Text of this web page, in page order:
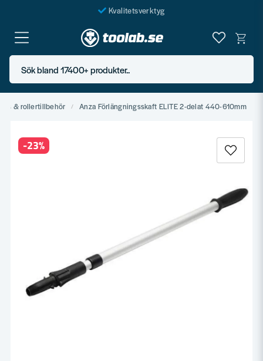
Kvalitetsverktyg
Fraktfritt över 999 SEK*
En järnhandel för alla
Butik i Göteborg
Sök bland 17400+ produkter..
& rollertillbehör Anza Förlängningsskaft ELITE 2-delat 440-610mm
-23%